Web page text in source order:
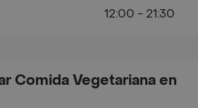
Comida Vegetariana en
12:00 - 21:30